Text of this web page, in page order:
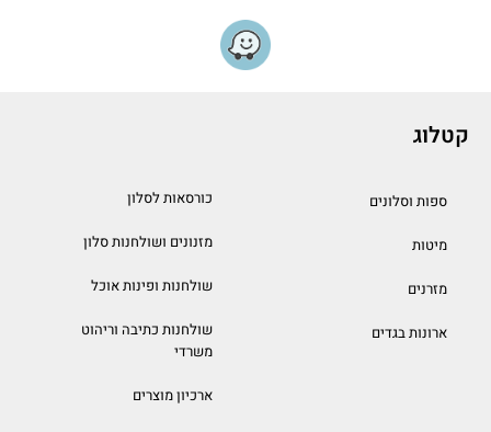
קטלוג
ספות וסלונים
מיטות
מזרנים
ארונות בגדים
כורסאות לסלון
מזנונים ושולחנות סלון
שולחנות ופינות אוכל
שולחנות כתיבה וריהוט
משרדי
ארכיון מוצרים